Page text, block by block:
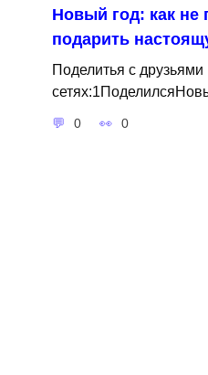
Новый год: как не
подарить
Поделитья с
0 0